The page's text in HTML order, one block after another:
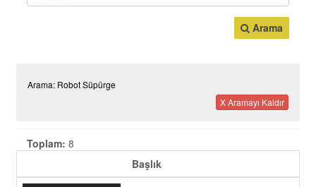
Arama
Arama: Robot Süpürge
X Aramayı Kaldır
Toplam: 8
Başlık